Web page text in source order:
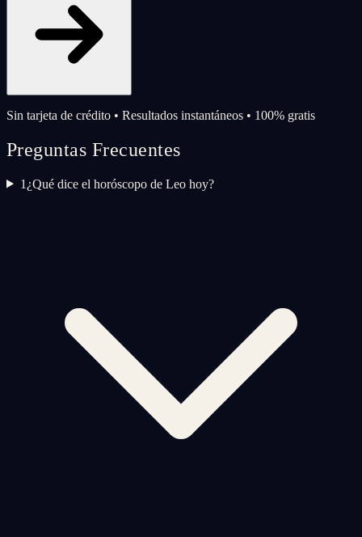
Sin tarjeta de crédito • Resultados instantáneos • 100% gratis
Preguntas Frecuentes
1 ¿Qué dice el horóscopo de Leo hoy?